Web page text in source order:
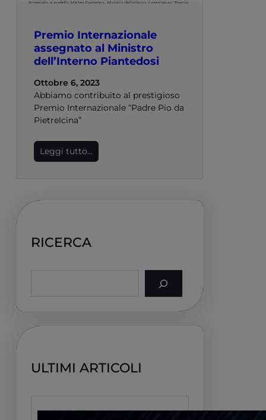
Premio Internazionale
assegnato al Ministro
dell’Interno Piantedosi
Ottobre 6, 2023
Abbiamo contribuito al prestigioso
Premio Internazionale “Padre Pio da
Pietrelcina”
Leggi tutto…
RICERCA
c
ULTIMI ARTICOLI